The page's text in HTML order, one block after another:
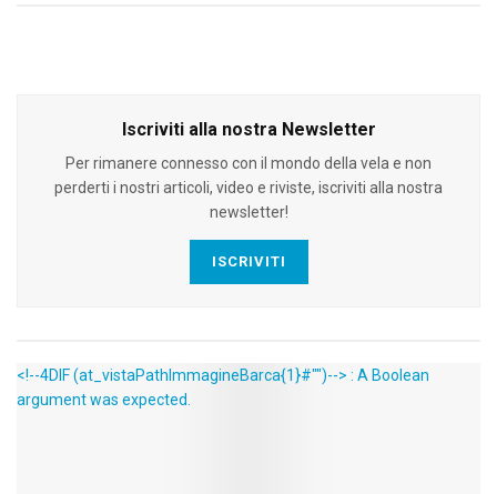
Iscriviti alla nostra Newsletter
Per rimanere connesso con il mondo della vela e non
perderti i nostri articoli, video e riviste, iscriviti alla nostra
newsletter!
ISCRIVITI
<!--4DIF (at_vistaPathImmagineBarca{1}#"")--> : A Boolean
argument was expected.